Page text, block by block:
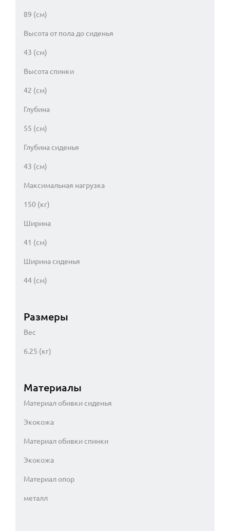
89 (см)
Высота от пола до сиденья
43 (см)
Высота спинки
42 (см)
Глубина
55 (см)
Глубина сиденья
43 (см)
Максимальная нагрузка
150 (кг)
Ширина
41 (см)
Ширина сиденья
44 (см)
Размеры
Вес
6.25 (кг)
Материалы
Материал обивки сиденья
Экокожа
Материал обивки спинки
Экокожа
Материал опор
металл